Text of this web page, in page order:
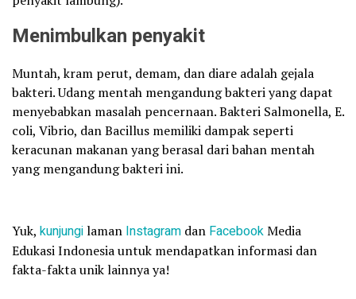
Menimbulkan penyakit
Muntah, kram perut, demam, dan diare adalah gejala
bakteri. Udang mentah mengandung bakteri yang dapat
menyebabkan masalah pencernaan. Bakteri Salmonella, E.
coli, Vibrio, dan Bacillus memiliki dampak seperti
keracunan makanan yang berasal dari bahan mentah
yang mengandung bakteri ini.
Yuk, kunjungilaman Instagram dan FacebookMedia
Edukasi Indonesia untuk mendapatkan informasi dan
fakta-fakta unik lainnya ya!